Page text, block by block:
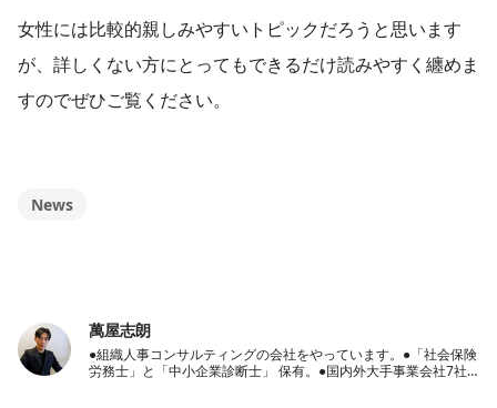
女性には比較的親しみやすいトピックだろうと思います
が、詳しくない方にとってもできるだけ読みやすく纏めま
すのでぜひご覧ください。
News
萬屋志朗
●組織人事コンサルティングの会社をやっています。●「社会保険
労務士」と「中小企業診断士」 保有。●国内外大手事業会社7社